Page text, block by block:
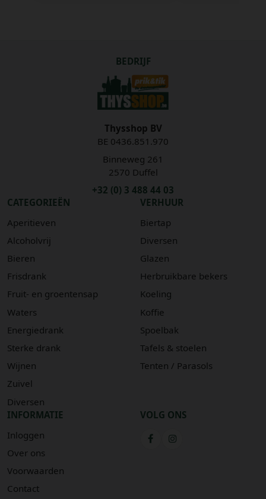
BEDRIJF
Thysshop BV
BE 0436.851.970
Binneweg 261
2570 Duffel
+32 (0) 3 488 44 03
CATEGORIEËN
Aperitieven
Alcoholvrij
Bieren
Frisdrank
Fruit- en groentensap
Waters
Energiedrank
Sterke drank
Wijnen
Zuivel
Diversen
VERHUUR
Biertap
Diversen
Glazen
Herbruikbare bekers
Koeling
Koffie
Spoelbak
Tafels & stoelen
Tenten / Parasols
INFORMATIE
Inloggen
Over ons
Voorwaarden
Contact
VOLG ONS